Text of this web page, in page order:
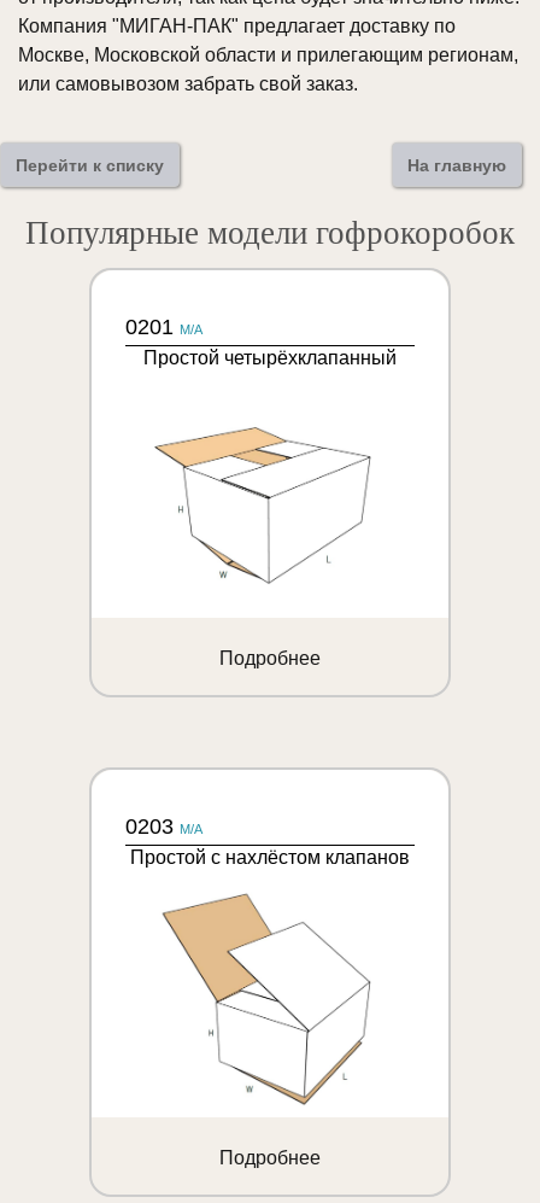
Компания "МИГАН-ПАК" предлагает доставку по
Москве, Московской области и прилегающим регионам,
или самовывозом забрать свой заказ.
Перейти к списку На главную
Популярные модели гофрокоробок
0201 M/A
Простой четырёхклапанный
Подробнее
0203 M/A
Простой с нахлёстом клапанов
Подробнее